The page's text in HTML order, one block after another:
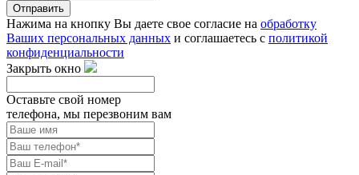
Отправить
Нажима на кнопку Вы даете свое согласие на обработку
Ваших персональных данных и соглашаетесь с политикой
конфиденциальности
Закрыть окно
Оставьте свой номер
телефона, мы перезвоним вам